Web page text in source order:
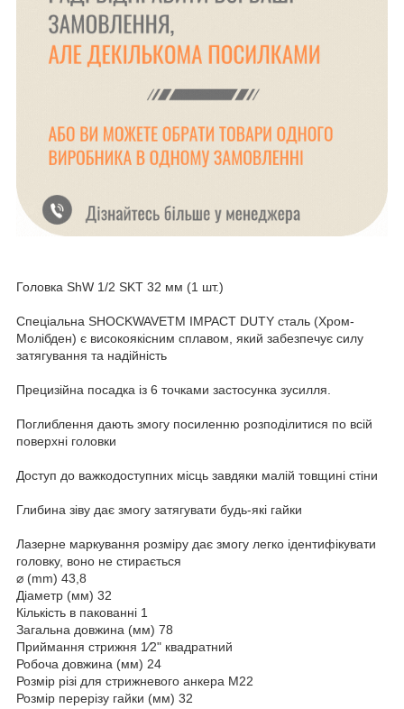
Головка ShW 1/2 SKT 32 мм (1 шт.)
Спеціальна SHOCKWAVETM IMPACT DUTY сталь (Хром-
Молібден) є високоякісним сплавом, який забезпечує силу
затягування та надійність
Прецизійна посадка із 6 точками застосунка зусилля.
Поглиблення дають змогу посиленню розподілитися по всій
поверхні головки
Доступ до важкодоступних місць завдяки малій товщині стіни
Глибина зіву дає змогу затягувати будь-які гайки
Лазерне маркування розміру дає змогу легко ідентифікувати
головку, воно не стирається
⌀ (mm) 43,8
Діаметр (мм) 32
Кількість в пакованні 1
Загальна довжина (мм) 78
Приймання стрижня 1⁄2" квадратний
Робоча довжина (мм) 24
Розмір різі для стрижневого анкера М22
Розмір перерізу гайки (мм) 32